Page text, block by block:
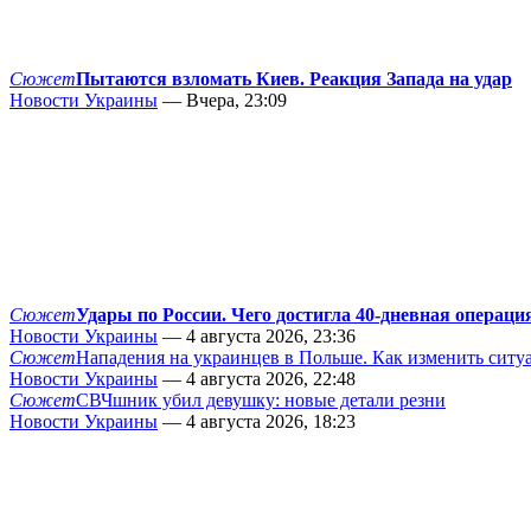
СюжетПытаются взломать Киев. Реакция Запада на удар
Новости Украины — Вчера, 23:09
СюжетУдары по России. Чего достигла 40-дневная
Новости Украины — 4 августа 2026, 23:36
СюжетНападения на украинцев в Польше. Как изменить
Новости Украины — 4 августа 2026, 22:48
СюжетСВЧшник убил девушку: новые детали резни
Новости Украины — 4 августа 2026, 18:23